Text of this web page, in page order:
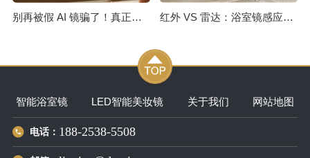
别再被假 AI 镜骗了！真正的测肤镜，从不会只告诉你 “你是油皮” 红外 VS 雷达：浴室镜感应开灯技术选型全解析
智能浴室镜 LED智能美妆镜 关于我们 网站地图
电话： 188-2538-5508